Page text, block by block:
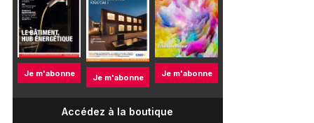
Je m'abonne Je m'abonne Je m'abonne
Accédez à la boutique